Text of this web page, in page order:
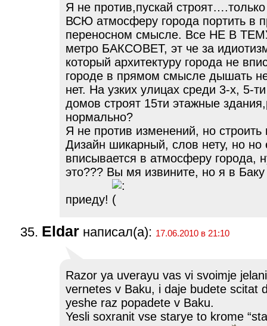
Я не против,пускай строят….только
ВСЮ атмосферу города портить в
переносном смысле. Все НЕ В
метро БАКСОВЕТ, эт че за
который архитектуру города не
городе в прямом смысле дышать
нет. На узких улицах среди 3-х, 5-
домов строят 15ти этажные
нормально?
Я не против изменений, но
Дизайн шикарный, слов нету, но но
вписывается в атмосферу города,
это??? Вы мя извините, но я в
приеду!
Eldar написал(а): 17.06.2010 в 21:10
Razor ya uverayu vas vi svoimje
vernetes v Baku, i daje budete scitat
yeshe raz popadete v Baku.
Yesli soxranit vse starye to krome